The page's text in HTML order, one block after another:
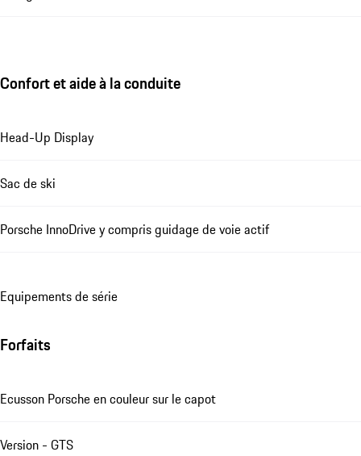
Confort et aide à la conduite
Head-Up Display
Sac de ski
Porsche InnoDrive y compris guidage de voie actif
Equipements de série
Forfaits
Ecusson Porsche en couleur sur le capot
Version - GTS